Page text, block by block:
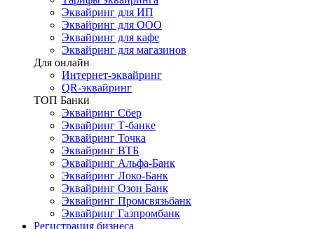
Эквайринг для ИП
Эквайринг для ООО
Эквайринг для кафе
Эквайринг для магазинов
Для онлайн
Интернет-эквайринг
QR-эквайринг
ТОП Банки
Эквайринг Сбер
Эквайринг Т-банке
Эквайринг Точка
Эквайринг ВТБ
Эквайринг Альфа-Банк
Эквайринг Локо-Банк
Эквайринг Озон Банк
Эквайринг Промсвязьбанк
Эквайринг Газпромбанк
Регистрация бизнеса